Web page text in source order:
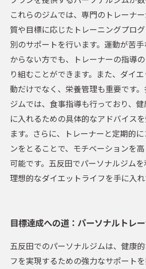
これらのジムでは、専門のトレーナ
質や目標に応じたトレーニングプロ
別のサポートを行います。運動が苦
からない方でも、トレーナーの指導
り組むことができます。また、ダイ
動だけでなく、栄養管理も重要です
ジムでは、食事指導も行っており、
に入れるための具体的なアドバイス
ます。さらに、トレーナーと定期的
ンをとることで、モチベーションを
可能です。五反田でパーソナルジムを
理想的なダイエットライフを手に入
目標達成への道：パーソナルトレ
五反田でのパーソナルジムは、健康
フを実現するための強力なサポート